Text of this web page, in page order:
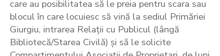
care au posibilitatea să le preia pentru scara sau
blocul în care locuiesc să vină la sediul Primăriei
Giurgiu, intrarea Relații cu Publicul (lângă
Bibliotecă/Starea Civilă) și să le solicite